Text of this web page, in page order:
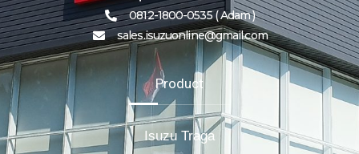
0812-1800-0535 ( Adam )
sales.isuzuonline@gmail.com
Product
Isuzu Traga